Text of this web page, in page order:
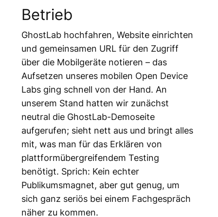
Betrieb
GhostLab hochfahren, Website einrichten
und gemeinsamen URL für den Zugriff
über die Mobilgeräte notieren – das
Aufsetzen unseres mobilen Open Device
Labs ging schnell von der Hand. An
unserem Stand hatten wir zunächst
neutral die GhostLab-Demoseite
aufgerufen; sieht nett aus und bringt alles
mit, was man für das Erklären von
plattformübergreifendem Testing
benötigt. Sprich: Kein echter
Publikumsmagnet, aber gut genug, um
sich ganz seriös bei einem Fachgespräch
näher zu kommen.